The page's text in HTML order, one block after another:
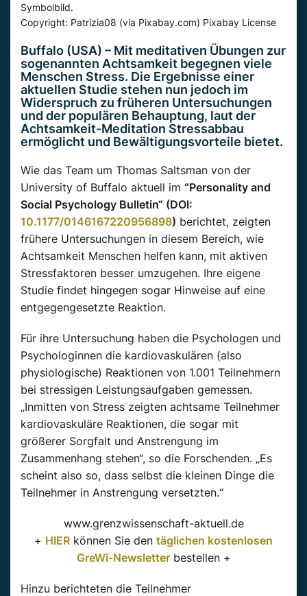
Symbolbild.
Copyright: Patrizia08 (via Pixabay.com) Pixabay License
Buffalo (USA) – Mit meditativen Übungen zur
sogenannten Achtsamkeit begegnen viele
Menschen Stress. Die Ergebnisse einer
aktuellen Studie stehen nun jedoch im
Widerspruch zu früheren Untersuchungen
und der populären Behauptung, laut der
Achtsamkeit-Meditation Stressabbau
ermöglicht und Bewältigungsvorteile bietet.
Wie das Team um Thomas Saltsman von der
University of Buffalo aktuell im “Personality and
Social Psychology Bulletin“ (DOI:
10.1177/0146167220956898) berichtet, zeigten
frühere Untersuchungen in diesem Bereich, wie
Achtsamkeit Menschen helfen kann, mit aktiven
Stressfaktoren besser umzugehen. Ihre eigene
Studie findet hingegen sogar Hinweise auf eine
entgegengesetzte Reaktion.
Für ihre Untersuchung haben die Psychologen und
Psychologinnen die kardiovaskulären (also
physiologische) Reaktionen von 1.001 Teilnehmern
bei stressigen Leistungsaufgaben gemessen.
„Inmitten von Stress zeigten achtsame Teilnehmer
kardiovaskuläre Reaktionen, die sogar mit
größerer Sorgfalt und Anstrengung im
Zusammenhang stehen“, so die Forschenden. „Es
scheint also so, dass selbst die kleinen Dinge die
Teilnehmer in Anstrengung versetzten.“
www.grenzwissenschaft-aktuell.de
+ HIER können Sie den täglichen kostenlosen
GreWi-Newsletterbestellen +
Hinzu berichteten die Teilnehmer